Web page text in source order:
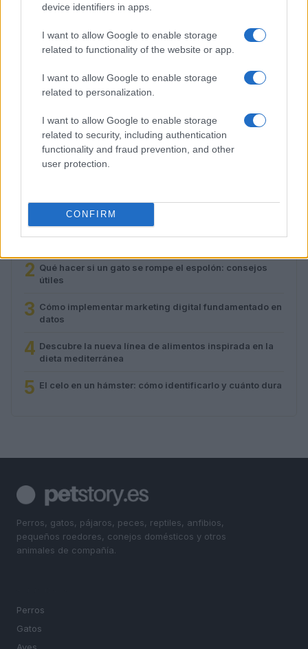
device identifiers in apps.
I want to allow Google to enable storage
related to functionality of the website or app.
I want to allow Google to enable storage
related to personalization.
I want to allow Google to enable storage
related to security, including authentication
functionality and fraud prevention, and other
user protection.
CONFIRM
los Animales
Lucía Fernández · 9 Ago 2026
1
Descubre los nuevos Mini Sticks de GimCat para gatos
saludables
2 Qué hacer si un gato se rompe el espolón: consejos
útiles
3 Cómo implementar marketing digital fundamentado en
datos
4 Descubre la nueva línea de alimentos inspirada en la
dieta mediterránea
5 El celo en un hámster: cómo identificarlo y cuánto dura
Perros, gatos, pájaros, peces, reptiles, anfibios,
pequeños roedores, conejos domésticos y otros
animales de compañía.
Perros
Gatos